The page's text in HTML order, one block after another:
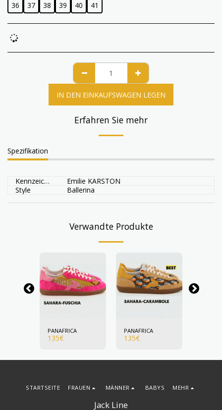
36 37 38 39 40 41
IN DEN EINKAUFSWAGEN LEGEN
Erfahren Sie mehr
Spezifikation
Kennzeichen
Emilie KARSTON
Style
Ballerina
Verwandte Produkte
PANAFRICA
135€
PANAFRICA
135€
Jack Line
STARTSEITE FRAUEN MÄNNER BABYS MEHR